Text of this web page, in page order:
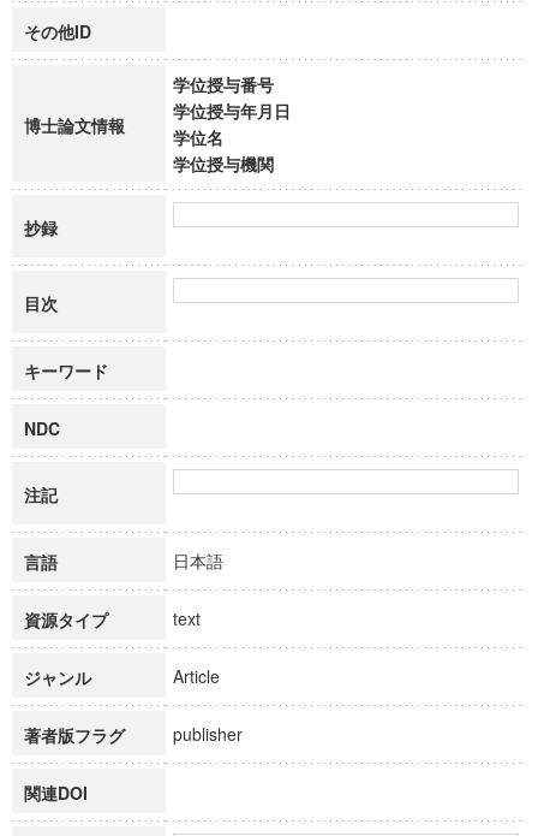
その他ID
博士論文情報
学位授与番号
学位授与年月日
学位名
学位授与機関
抄録
目次
キーワード
NDC
注記
言語 日本語
資源タイプ text
ジャンル Article
著者版フラグ publisher
関連DOI